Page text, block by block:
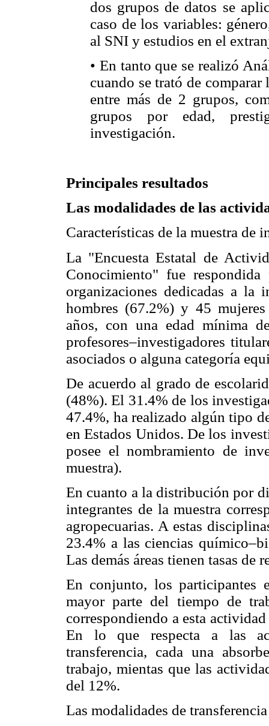
dos grupos de datos se
caso de los variables:
al SNI y estudios en el
• En tanto que se realizó
cuando se trató de
entre más de 2 grupos,
grupos por edad,
investigación.
Principales resultados
Las modalidades de las
Características de la muestra de
La "Encuesta Estatal de
Conocimiento" fue
organizaciones dedicadas a
hombres (67.2%) y 45
años, con una edad mínima
profesores–investigadores
asociados o alguna categoría
De acuerdo al grado de
(48%). El 31.4% de los
47.4%, ha realizado algún tipo
en Estados Unidos. De los
posee el nombramiento de
muestra).
En cuanto a la distribución por
integrantes de la muestra
agropecuarias. A estas
23.4% a las ciencias
Las demás áreas tienen tasas de
En conjunto, los participantes
mayor parte del tiempo de
correspondiendo a esta
En lo que respecta a las
transferencia, cada una
trabajo, mientas que las
del 12%.
Las modalidades de